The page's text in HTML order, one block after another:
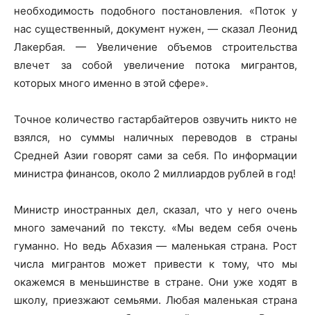
необходимость подобного постановления. «Поток у
нас существенный, документ нужен, — сказал Леонид
Лакербая. — Увеличение объемов строительства
влечет за собой увеличение потока мигрантов,
которых много именно в этой сфере».
Точное количество гастарбайтеров озвучить никто не
взялся, но суммы наличных переводов в страны
Средней Азии говорят сами за себя. По информации
министра финансов, около 2 миллиардов рублей в год!
Министр иностранных дел, сказал, что у него очень
много замечаний по тексту. «Мы ведем себя очень
гуманно. Но ведь Абхазия — маленькая страна. Рост
числа мигрантов может привести к тому, что мы
окажемся в меньшинстве в стране. Они уже ходят в
школу, приезжают семьями. Любая маленькая страна